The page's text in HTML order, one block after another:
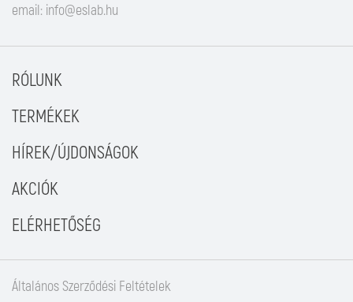
email: info@eslab.hu
RÓLUNK
TERMÉKEK
HÍREK/ÚJDONSÁGOK
AKCIÓK
ELÉRHETŐSÉG
Általános Szerződési Feltételek